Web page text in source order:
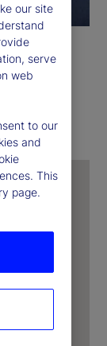
our site
serve
web
to our
and
This
page.